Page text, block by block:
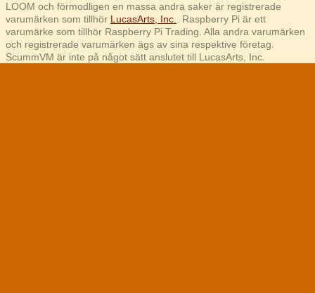
LOOM och förmodligen en massa andra saker är registrerade
varumärken som tillhör LucasArts, Inc.
. Raspberry Pi är ett
varumärke som tillhör Raspberry Pi Trading. Alla andra varumärken
och registrerade varumärken ägs av sina respektive företag.
ScummVM är inte på något sätt anslutet till LucasArts, Inc.